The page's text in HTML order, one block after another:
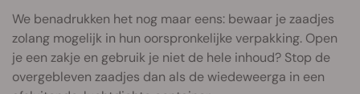
We benadrukken het nog maar eens: bewaar je zaadjes
zolang mogelijk in hun oorspronkelijke verpakking. Open
je een zakje en gebruik je niet de hele inhoud? Stop de
overgebleven zaadjes dan als de wiedeweerga in een